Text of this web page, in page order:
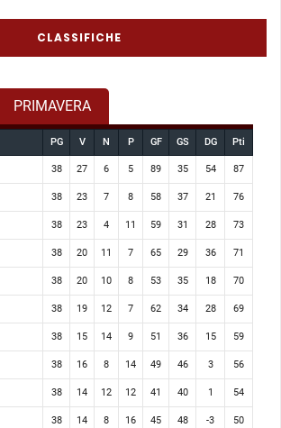
CLASSIFICHE
PRIMAVERA
PG V N P GF GS DG Pti
38 27 6 5 89 35 54 87
38 23 7 8 58 37 21 76
38 23 4 11 59 31 28 73
38 20 11 7 65 29 36 71
38 20 10 8 53 35 18 70
38 19 12 7 62 34 28 69
38 15 14 9 51 36 15 59
38 16 8 14 49 46 3 56
38 14 12 12 41 40 1 54
38 14 8 16 45 48 -3 50